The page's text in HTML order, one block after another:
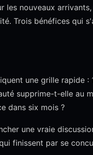
les nouveaux
Trois bénéfices qui
une grille rapide :
supprime-t-elle au
dans six mois ?
une vraie
finissent par se